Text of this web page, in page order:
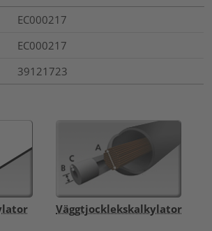
EC000217
EC000217
39121723
Väggtjocklekskalkylator